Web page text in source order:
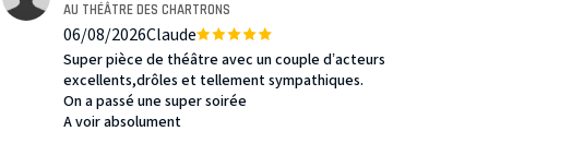
AU THÉÂTRE DES CHARTRONS
06/08/2026Claude
Super pièce de théâtre avec un couple d’acteurs
excellents,drôles et tellement sympathiques.
On a passé une super soirée
A voir absolument